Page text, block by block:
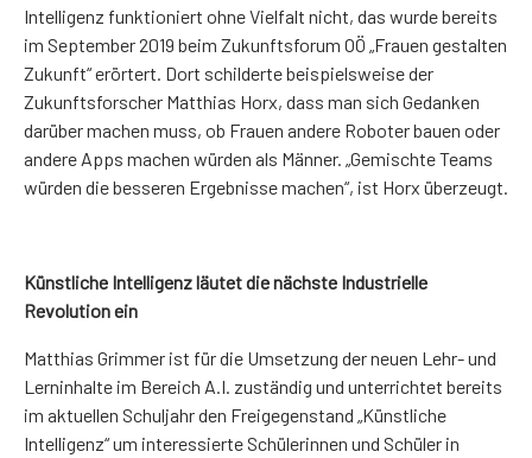
Intelligenz funktioniert ohne Vielfalt nicht, das wurde bereits
im September 2019 beim Zukunftsforum OÖ „Frauen gestalten
Zukunft“ erörtert. Dort schilderte beispielsweise der
Zukunftsforscher Matthias Horx, dass man sich Gedanken
darüber machen muss, ob Frauen andere Roboter bauen oder
andere Apps machen würden als Männer. „Gemischte Teams
würden die besseren Ergebnisse machen“, ist Horx überzeugt.
Künstliche Intelligenz läutet die nächste Industrielle
Revolution ein
Matthias Grimmer ist für die Umsetzung der neuen Lehr- und
Lerninhalte im Bereich A.I. zuständig und unterrichtet bereits
im aktuellen Schuljahr den Freigegenstand „Künstliche
Intelligenz“ um interessierte Schülerinnen und Schüler in